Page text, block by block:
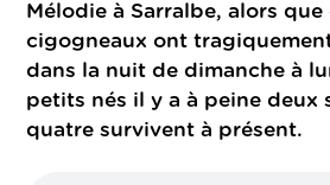
Mélodie à Sarralbe, alors que
cigogneaux ont
dans la nuit de dimanche à
petits nés il y a à peine deux
quatre survivent à présent.